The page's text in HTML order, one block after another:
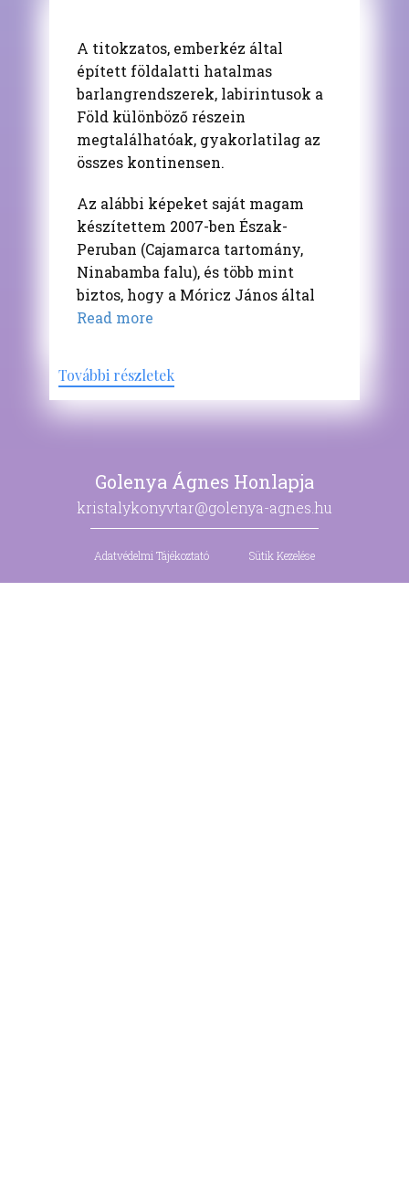
A titokzatos, emberkéz által
épített földalatti hatalmas
barlangrendszerek, labirintusok a
Föld különböző részein
megtalálhatóak, gyakorlatilag az
összes kontinensen.
Az alábbi képeket saját magam
készítettem 2007-ben Észak-
Peruban (Cajamarca tartomány,
Ninabamba falu), és több mint
biztos, hogy a Móricz János által
Read more
További részletek
Golenya Ágnes Honlapja
kristalykonyvtar@golenya-agnes.hu
Adatvédelmi Tájékoztató Sütik Kezelése